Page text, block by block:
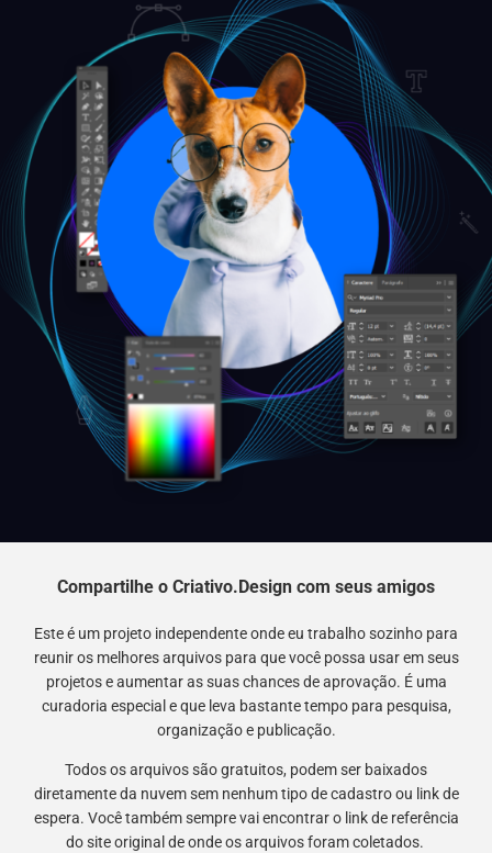
Compartilhe o Criativo.Design com seus amigos
Este é um projeto independente onde eu trabalho sozinho para
reunir os melhores arquivos para que você possa usar em seus
projetos e aumentar as suas chances de aprovação. É uma
curadoria especial e que leva bastante tempo para pesquisa,
organização e publicação.
Todos os arquivos são gratuitos, podem ser baixados
diretamente da nuvem sem nenhum tipo de cadastro ou link de
espera. Você também sempre vai encontrar o link de referência
do site original de onde os arquivos foram coletados.